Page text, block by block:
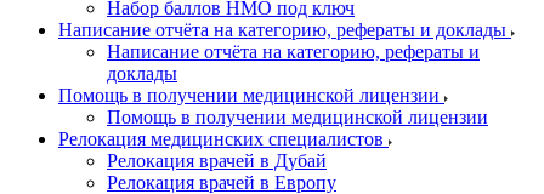
Набор баллов НМО под ключ
Написание отчёта на категорию, рефераты и доклады
Написание отчёта на категорию, рефераты и
доклады
Помощь в получении медицинской лицензии
Помощь в получении медицинской лицензии
Релокация медицинских специалистов
Релокация врачей в Дубай
Релокация врачей в Европу